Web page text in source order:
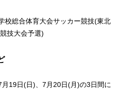
校総合体育大会サッカー競技(東北
技大会予選)
19日(日)、7月20日(月)の3日間に